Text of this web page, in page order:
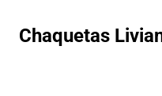
Chaquetas